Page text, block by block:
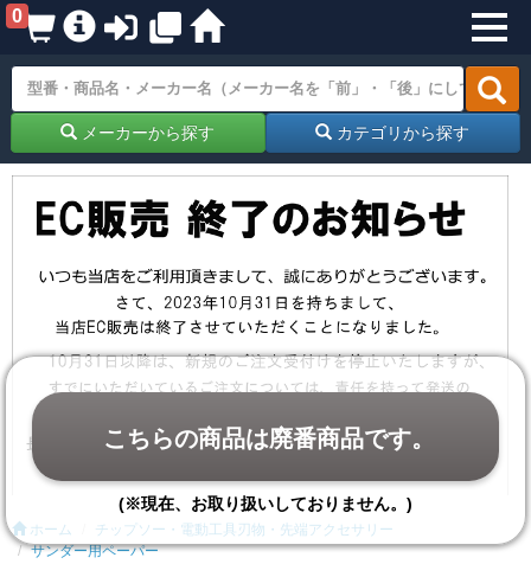
0
メーカーから探す カテゴリから探す
ホーム
チップソー・電動工具刃物・先端アクセサリー
サンダー用ペーパー
こちらの商品は廃番商品です。
(※現在、お取り扱いしておりません。)